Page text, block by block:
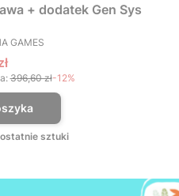
+ dodatek Gen Sys
PRODUCENT
GAMES
396,60 zł-12%
ostatnie sztuki